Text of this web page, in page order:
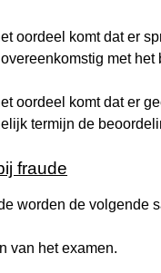
oordeel komt dat er
met het
oordeel komt dat er
termijn de
fraude
worden de volgende
het examen.